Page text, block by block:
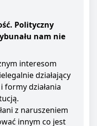
Polityczny
nam nie
interesom
działający
formy działania
z naruszeniem
innym co jest